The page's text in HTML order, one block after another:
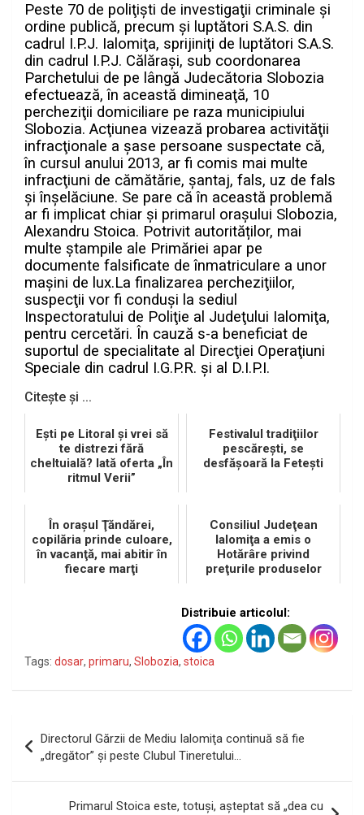
Peste 70 de poliţişti de investigaţii criminale şi
ordine publică, precum şi luptători S.A.S. din
cadrul I.P.J. Ialomiţa, sprijiniţi de luptători S.A.S.
din cadrul I.P.J. Călăraşi, sub coordonarea
Parchetului de pe lângă Judecătoria Slobozia
efectuează, în această dimineaţă, 10
percheziţii domiciliare pe raza municipiului
Slobozia. Acţiunea vizează probarea activităţii
infracţionale a şase persoane suspectate că,
în cursul anului 2013, ar fi comis mai multe
infracţiuni de cămătărie, şantaj, fals, uz de fals
şi înşelăciune. Se pare că în această problemă
ar fi implicat chiar și primarul orașului Slobozia,
Alexandru Stoica. Potrivit autorităților, mai
multe ștampile ale Primăriei apar pe
documente falsificate de înmatriculare a unor
mașini de lux.La finalizarea percheziţiilor,
suspecţii vor fi conduşi la sediul
Inspectoratului de Poliţie al Judeţului Ialomiţa,
pentru cercetări. În cauză s-a beneficiat de
suportul de specialitate al Direcţiei Operaţiuni
Speciale din cadrul I.G.P.R. şi al D.I.P.I.
Citește și ...
Eşti pe Litoral şi vrei să
te distrezi fără
cheltuială? Iată oferta „În
ritmul Verii”
Festivalul tradiţiilor
pescăreşti, se
desfăşoară la Feteşti
În oraşul Ţăndărei,
copilăria prinde culoare,
în vacanţă, mai abitir în
fiecare marţi
Consiliul Judeţean
Ialomiţa a emis o
Hotărâre privind
preţurile produselor
Distribuie articolul:
Tags: dosar, primaru, Slobozia, stoica
în
articole
Directorul Gărzii de Mediu Ialomiţa continuă să fie
„dregător” şi peste Clubul Tineretului…
Primarul Stoica este, totuşi, aşteptat să „dea cu